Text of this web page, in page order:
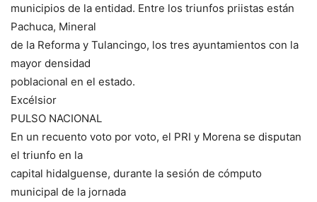
municipios de la entidad. Entre los triunfos priistas están
Pachuca, Mineral
de la Reforma y Tulancingo, los tres ayuntamientos con la
mayor densidad
poblacional en el estado.
Excélsior
PULSO NACIONAL
En un recuento voto por voto, el PRI y Morena se disputan
el triunfo en la
capital hidalguense, durante la sesión de cómputo
municipal de la jornada